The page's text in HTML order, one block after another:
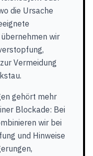
die Ursache
wir
Vermeidung
gehört mehr
Blockade: Bei
wir bei
und Hinweise